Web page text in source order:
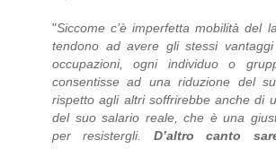
"Siccome c’è imperfetta mobilità del
tendono ad avere gli stessi
occupazioni, ogni individuo o
consentisse ad una riduzione del
rispetto agli altri soffrirebbe anche di
del suo salario reale, che è una
per resistergli. D’altro canto